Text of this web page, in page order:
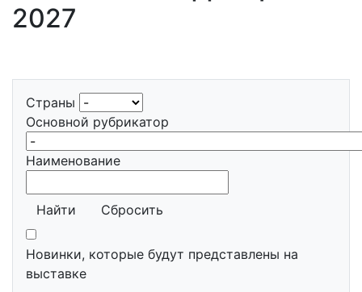
2027
Страны
Основной рубрикатор
Наименование
Найти Сбросить
Новинки, которые будут представлены на
выставке